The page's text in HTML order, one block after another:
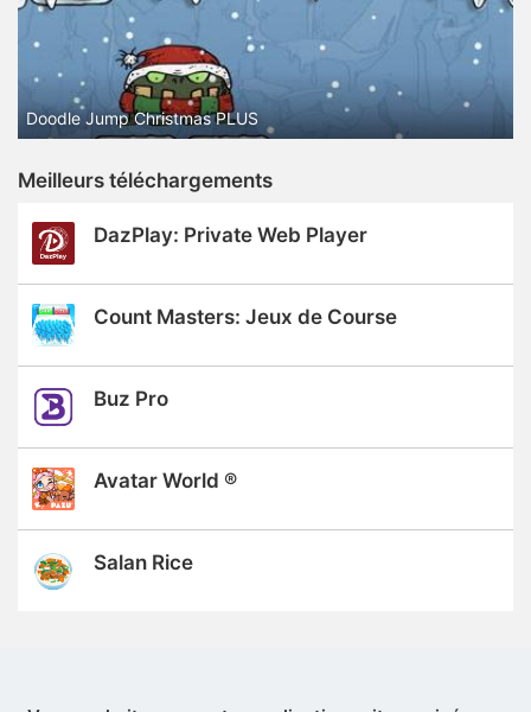
Doodle Jump Christmas PLUS
Meilleurs téléchargements
DazPlay: Private Web Player
Count Masters: Jeux de Course
Buz Pro
Avatar World ®
Salan Rice